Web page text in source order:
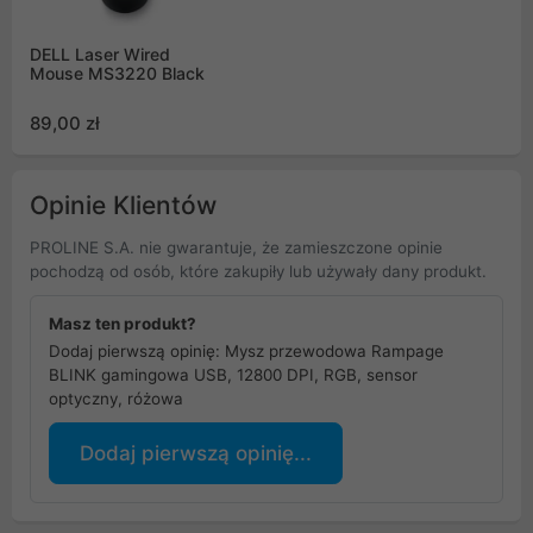
DELL Laser Wired
Mouse MS3220 Black
89,00 zł
Opinie Klientów
PROLINE S.A. nie gwarantuje, że zamieszczone opinie
pochodzą od osób, które zakupiły lub używały dany produkt.
Masz ten produkt?
Dodaj pierwszą opinię: Mysz przewodowa Rampage
BLINK gamingowa USB, 12800 DPI, RGB, sensor
optyczny, różowa
Dodaj pierwszą opinię...